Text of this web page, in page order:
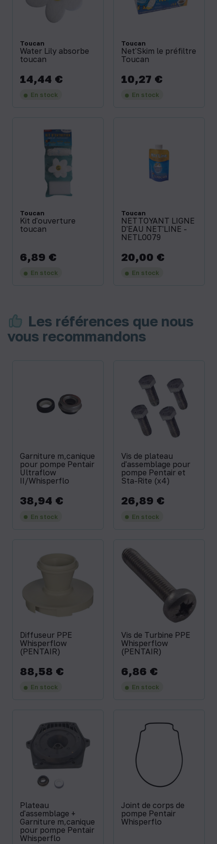
Toucan
Water Lily absorbe
toucan
Prix
14,44 €
En stock
Toucan
Net'Skim le préfiltre
Toucan
Prix
10,27 €
En stock
Toucan
Kit d'ouverture
toucan
Prix
6,89 €
En stock
Toucan
NETTOYANT LIGNE
D'EAU NET'LINE -
NETL0079
Prix
20,00 €
En stock
Les références que nous
vous recommandons
Garniture m‚canique
pour pompe Pentair
Ultraflow
II/Whisperflo
Prix
38,94 €
En stock
Vis de plateau
d'assemblage pour
pompe Pentair et
Sta-Rite (x4)
Prix
26,89 €
En stock
Diffuseur PPE
Whisperflow
(PENTAIR)
Prix
88,58 €
En stock
Vis de Turbine PPE
Whisperflow
(PENTAIR)
Prix
6,86 €
En stock
Plateau
d'assemblage +
Garniture m‚canique
pour pompe Pentair
Whisperflo
Joint de corps de
pompe Pentair
Whisperflo